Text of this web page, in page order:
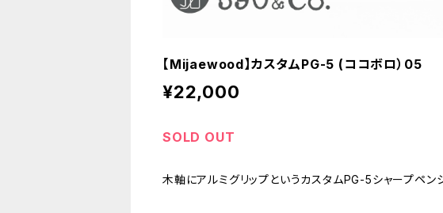
【Mijaewood】カスタムPG-5 (ココボロ）05
¥22,000
SOLD OUT
木軸にアルミグリップというカスタムPG-5シャープペン